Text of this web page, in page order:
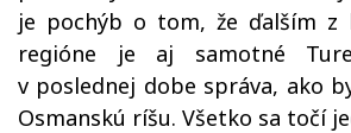
je pochýb o tom, že ďalším z
regióne je aj samotné
v poslednej dobe správa, ako
Osmanskú ríšu. Všetko sa točí